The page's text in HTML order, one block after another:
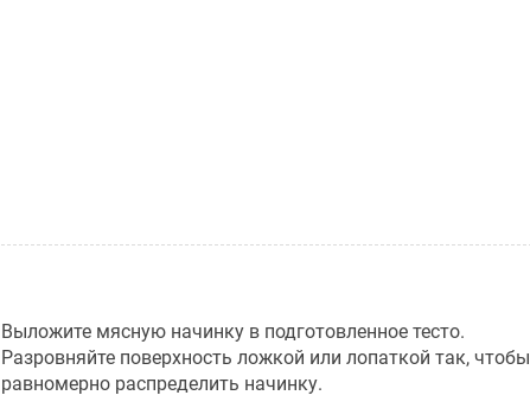
Выложите мясную начинку в подготовленное тесто.
Разровняйте поверхность ложкой или лопаткой так, чтобы
равномерно распределить начинку.